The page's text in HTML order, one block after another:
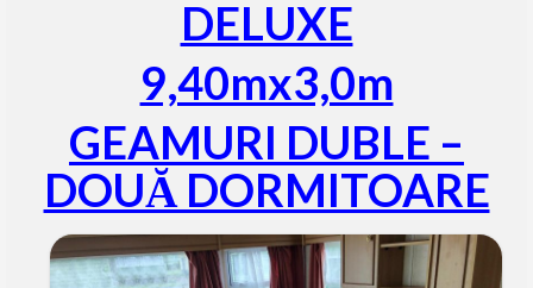
DELUXE
9,40mx3,0m
GEAMURI DUBLE –
DOUĂ DORMITOARE